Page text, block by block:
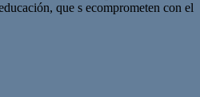
que s ecomprometen con el